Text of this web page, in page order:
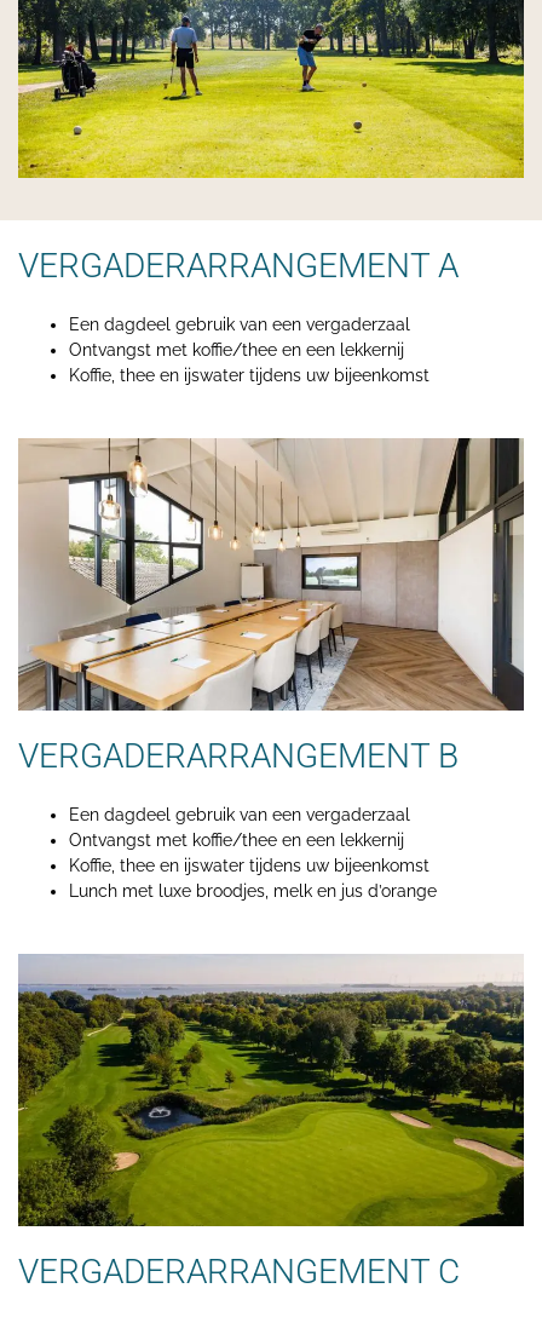
VERGADERARRANGEMENT A
Een dagdeel gebruik van een vergaderzaal
Ontvangst met koffie/thee en een lekkernij
Koffie, thee en ijswater tijdens uw bijeenkomst
VERGADERARRANGEMENT B
Een dagdeel gebruik van een vergaderzaal
Ontvangst met koffie/thee en een lekkernij
Koffie, thee en ijswater tijdens uw bijeenkomst
Lunch met luxe broodjes, melk en jus d’orange
VERGADERARRANGEMENT C